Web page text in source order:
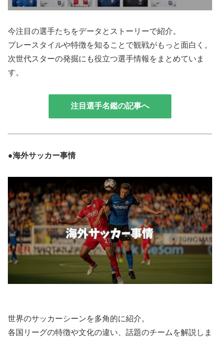
今注目の選手たちをデータとストーリーで紹介。
プレースタイルや特徴を知ることで観戦がもっと面白く。
次世代スターの発掘にも役立つ選手情報をまとめていま
す。
注目選手名鑑の記事へ
●海外サッカー事情
世界のサッカーシーンを多角的に紹介。
各国リーグの特徴や文化の違い、話題のチームを解説しま